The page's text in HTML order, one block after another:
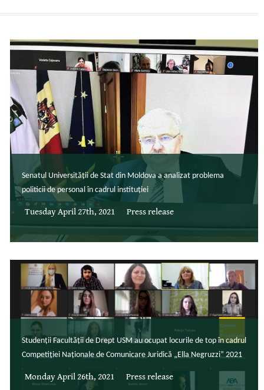
Senatul Universității de Stat din Moldova a analizat problema
politicii de personal în cadrul instituției
Tuesday April 27th, 2021 Press release
Studenții Facultății de Drept USM au ocupat locurile de top în cadrul
Competiției Naționale de Comunicare Juridică „Ella Negruzzi” 2021
Monday April 26th, 2021 Press release